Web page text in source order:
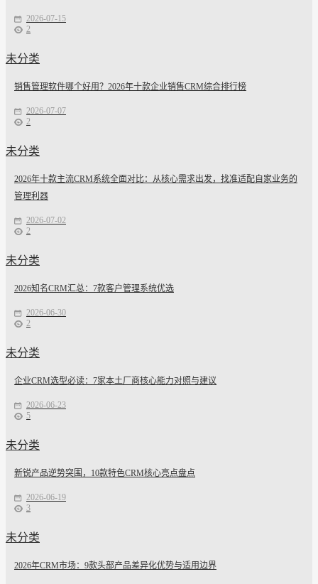
2026-07-15
2
未分类
销售管理软件哪个好用？2026年十款企业销售CRM综合排行榜
2026-07-07
2
未分类
2026年十款主流CRM系统全面对比：从核心需求出发，找准适配自家业务的
管理利器
2026-07-02
2
未分类
2026知名CRM汇总：7款客户管理系统优选
2026-06-30
2
未分类
企业CRM选型必读：7家本土厂商核心能力对照与建议
2026-06-23
5
未分类
新锐产品逆势突围，10款特色CRM核心亮点盘点
2026-06-19
3
未分类
2026年CRM市场：9款头部产品差异化优势与适用边界